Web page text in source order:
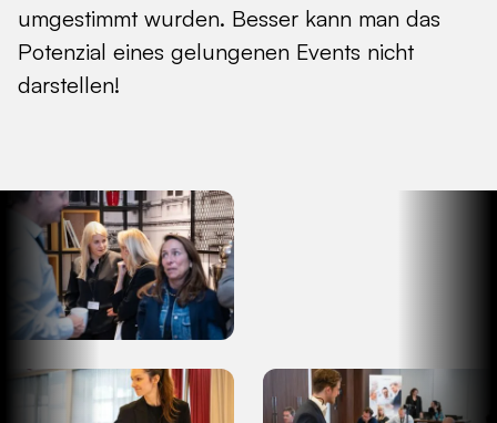
umgestimmt wurden. Besser kann man das
Potenzial eines gelungenen Events nicht
darstellen!